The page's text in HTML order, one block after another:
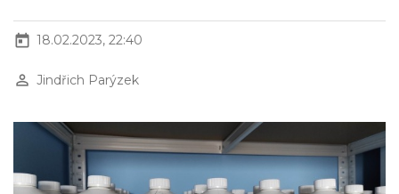
today 18.02.2023, 22:40
perm_identity Jindřich Parýzek